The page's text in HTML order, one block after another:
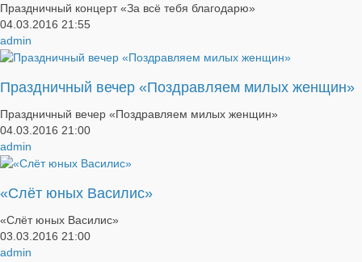
Праздничный концерт «За всё тебя благодарю»
04.03.2016 21:55
admin
Праздничный вечер «Поздравляем милых женщин»
Праздничный вечер «Поздравляем милых женщин»
04.03.2016 21:00
admin
«Слёт юных Василис»
«Слёт юных Василис»
03.03.2016 21:00
admin